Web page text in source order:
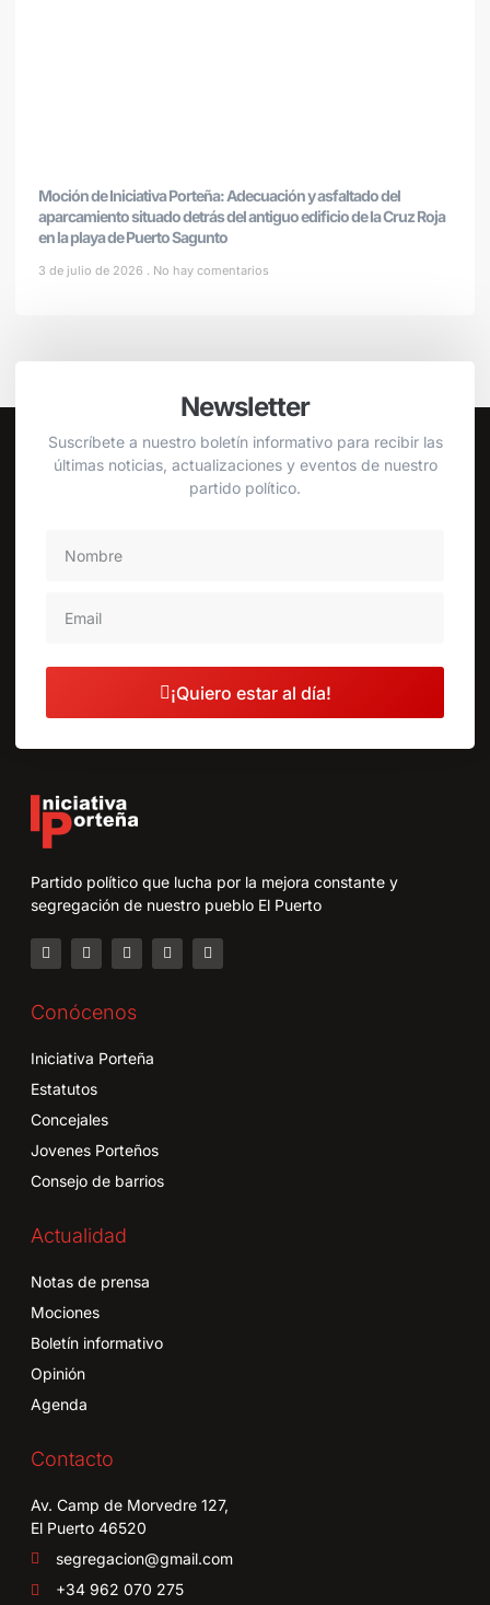
Moción de Iniciativa Porteña: Adecuación y asfaltado del
aparcamiento situado detrás del antiguo edificio de la Cruz Roja
en la playa de Puerto Sagunto
3 de julio de 2026 No hay comentarios
Newsletter
Suscríbete a nuestro boletín informativo para recibir las
últimas noticias, actualizaciones y eventos de nuestro
partido político.
¡Quiero estar al día!
Partido político que lucha por la mejora constante y
segregación de nuestro pueblo El Puerto
Conócenos
Iniciativa Porteña
Estatutos
Concejales
Jovenes Porteños
Consejo de barrios
Actualidad
Notas de prensa
Mociones
Boletín informativo
Opinión
Agenda
Contacto
Av. Camp de Morvedre 127,
El Puerto 46520
segregacion@gmail.com
+34 962 070 275